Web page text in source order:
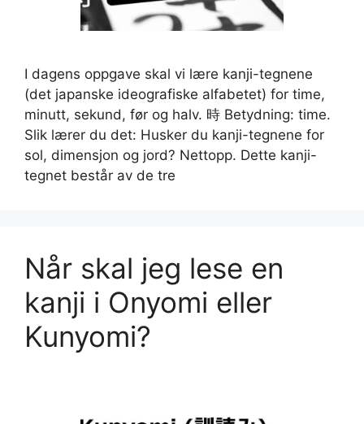
I dagens oppgave skal vi lære kanji-tegnene
(det japanske ideografiske alfabetet) for time,
minutt, sekund, før og halv. 時 Betydning: time.
Slik lærer du det: Husker du kanji-tegnene for
sol, dimensjon og jord? Nettopp. Dette kanji-
tegnet består av de tre
Når skal jeg lese en
kanji i Onyomi eller
Kunyomi?